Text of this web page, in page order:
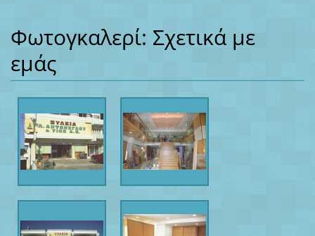
Φωτογκαλερί: Σχετικά με
εμάς